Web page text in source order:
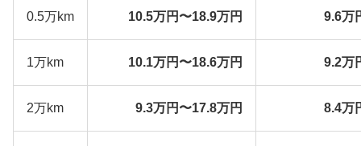
0.5万km 10.5万円〜18.9万円 9.6万
1万km 10.1万円〜18.6万円 9.2万
2万km 9.3万円〜17.8万円 8.4万